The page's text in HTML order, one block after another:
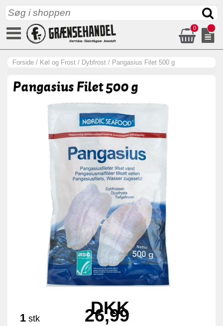
0
Forside / Køl og Frost / Dybfrost / Pangasius Filet 500 g
Pangasius Filet 500 g
1 stk
DKK
26,99